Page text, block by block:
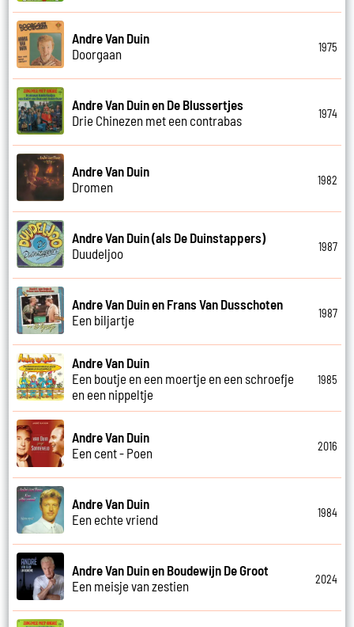
Andre Van Duin
Doorgaan
1975
Andre Van Duin en De Blussertjes
Drie Chinezen met een contrabas
1974
Andre Van Duin
Dromen
1982
Andre Van Duin (als De Duinstappers)
Duudeljoo
1987
Andre Van Duin en Frans Van Dusschoten
Een biljartje
1987
Andre Van Duin
Een boutje en een moertje en een schroefje
en een nippeltje
1985
Andre Van Duin
Een cent - Poen
2016
Andre Van Duin
Een echte vriend
1984
Andre Van Duin en Boudewijn De Groot
Een meisje van zestien
2024